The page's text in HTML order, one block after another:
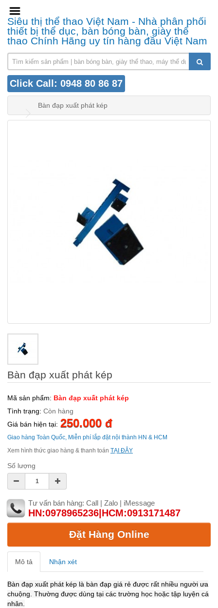
Siêu thị thể thao Việt Nam - Nhà phân phối
thiết bị thể dục, bàn bóng bàn, giày thể
thao Chính Hãng uy tín hàng đầu Việt Nam
Click Call: 0948 80 86 87
Bàn đạp xuất phát kép
Bàn đạp xuất phát kép
Mã sản phẩm: Bàn đạp xuất phát kép
Tình trạng: Còn hàng
Giá bán hiện tại: 250.000 đ
Giao hàng Toàn Quốc, Miễn phí lắp đặt nội thành HN & HCM
Xem hình thức giao hàng & thanh toán TẠI ĐÂY
Số lượng
Tư vấn bán hàng: Call | Zalo | iMessage
HN:0978965236|HCM:0913171487
Đặt Hàng Online
Mô tả Nhận xét
Bàn đạp xuất phát kép là bàn đạp giá rẻ được rất nhiều người ưa
chuộng. Thường được dùng tại các trường học hoặc tập luyện cá
nhân.